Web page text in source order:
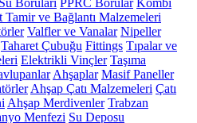
Boruları PPRC Borular Kombi
Tamir ve Bağlantı Malzemeleri
Valfler ve Vanalar Nipeller
Taharet Çubuğu Fittings Tıpalar ve
Elektrikli Vinçler Taşıma
Ahşaplar Masif Paneller
Ahşap Çatı Malzemeleri Çatı
Ahşap Merdivenler Trabzan
Menfezi Su Deposu